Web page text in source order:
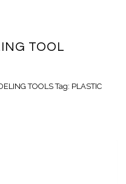
TOOL
TOOLS Tag: PLASTIC